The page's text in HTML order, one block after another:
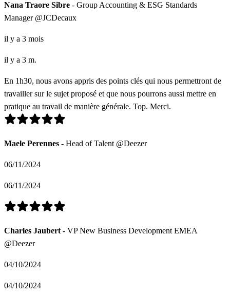
Nana Traore Sibre - Group Accounting & ESG Standards
Manager @JCDecaux
il y a 3 mois
il y a 3 m.
En 1h30, nous avons appris des points clés qui nous permettront de
travailler sur le sujet proposé et que nous pourrons aussi mettre en
pratique au travail de manière générale. Top. Merci.
Maele Perennes - Head of Talent @Deezer
06/11/2024
06/11/2024
Charles Jaubert - VP New Business Development EMEA
@Deezer
04/10/2024
04/10/2024